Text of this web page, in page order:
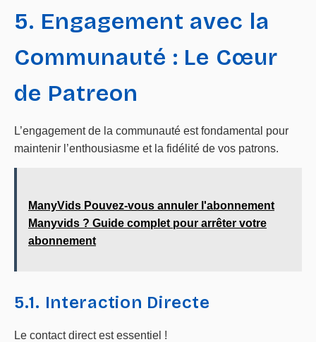
5. Engagement avec la
Communauté : Le Cœur
de Patreon
L’engagement de la communauté est fondamental pour
maintenir l’enthousiasme et la fidélité de vos patrons.
ManyVids Pouvez-vous annuler l'abonnement
Manyvids ? Guide complet pour arrêter votre
abonnement
5.1. Interaction Directe
Le contact direct est essentiel !